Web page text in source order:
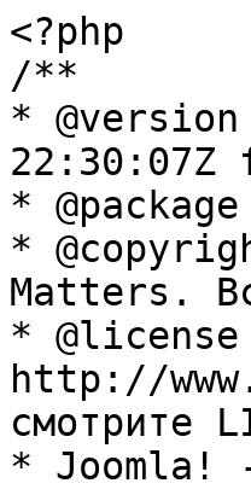
<?php
/**
*
*
*
Matters.
* @license
http://
смотрите
* Joomla! -